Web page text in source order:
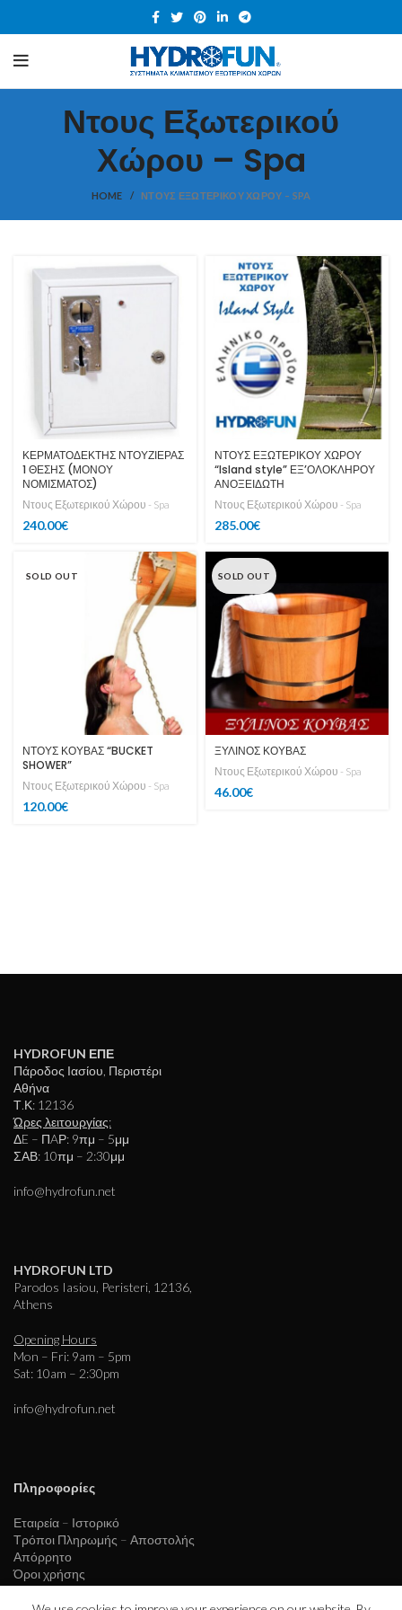
Ντους Εξωτερικού
Χώρου – Spa
HOME ΝΤΟΥΣ ΕΞΩΤΕΡΙΚΟΎ ΧΏΡΟΥ – SPA
ΚΕΡΜΑΤΟΔΕΚΤΗΣ ΝΤΟΥΖΙΕΡΑΣ
1 ΘΕΣΗΣ (ΜΟΝΟΥ
ΝΟΜΙΣΜΑΤΟΣ)
Ντους Εξωτερικού Χώρου - Spa
240.00€
ΝΤΟΥΣ ΕΞΩΤΕΡΙΚΟΥ ΧΩΡΟΥ
“Island style” ΕΞ’ΟΛΟΚΛΗΡΟΥ
ΑΝΟΞΕΙΔΩΤΗ
Ντους Εξωτερικού Χώρου - Spa
285.00€
SOLD OUT
ΝΤΟΥΣ ΚΟΥΒΑΣ “BUCKET
SHOWER”
Ντους Εξωτερικού Χώρου - Spa
120.00€
SOLD OUT
ΞΥΛΙΝΟΣ ΚΟΥΒΑΣ
Ντους Εξωτερικού Χώρου - Spa
46.00€
HYDROFUN ΕΠΕ
Πάροδος Ιασίου, Περιστέρι
Αθήνα
Τ.Κ: 12136
Ώρες λειτουργίας:
ΔE – ΠAΡ: 9πμ – 5μμ
ΣΑΒ: 10πμ – 2:30μμ
info@hydrofun.net
HYDROFUN LTD
Parodos Iasiou, Peristeri, 12136,
Athens
Opening Hours
Mon – Fri: 9am – 5pm
Sat: 10am – 2:30pm
info@hydrofun.net
Πληροφορίες
Εταιρεία – Ιστορικό
Τρόποι Πληρωμής – Αποστολής
Απόρρητο
Όροι χρήσης